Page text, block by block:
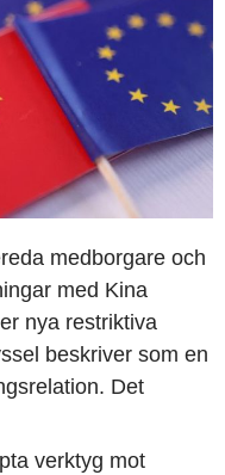
medborgare och
med Kina
nya restriktiva
beskriver som en
Det
verktyg mot